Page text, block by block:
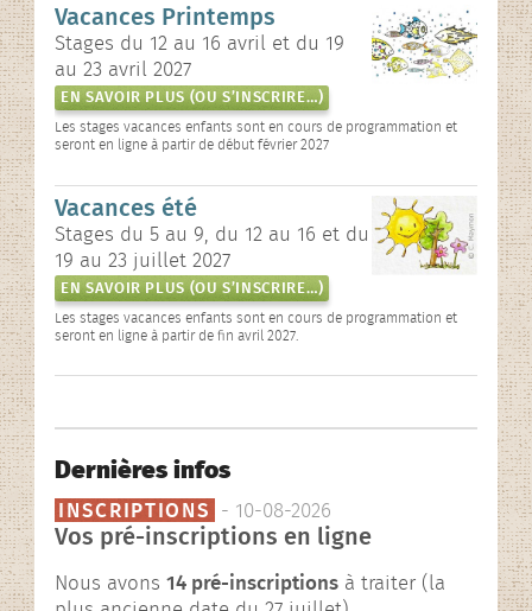
Vacances Printemps
Stages du 12 au 16 avril et du 19
au 23 avril 2027
EN SAVOIR PLUS (OU S’INSCRIRE…)
Les stages vacances enfants sont en cours de programmation et
seront en ligne à partir de début février 2027
Vacances été
Stages du 5 au 9, du 12 au 16 et du
19 au 23 juillet 2027
EN SAVOIR PLUS (OU S’INSCRIRE…)
Les stages vacances enfants sont en cours de programmation et
seront en ligne à partir de fin avril 2027.
Dernières infos
INSCRIPTIONS - 10-08-2026
Vos pré-inscriptions en ligne
Nous avons 14 pré-inscriptions à traiter (la